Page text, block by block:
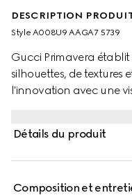
DESCRIPTION
Style ‎A008U9 AAGA7 5739
Gucci Primavera
silhouettes, de textures
l'innovation avec une
Détails du produit
Composition et